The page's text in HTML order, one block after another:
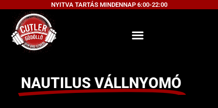
NYITVA TARTÁS MINDENNAP 6:00-22:00
NAUTILUS VÁLLNYOMÓ